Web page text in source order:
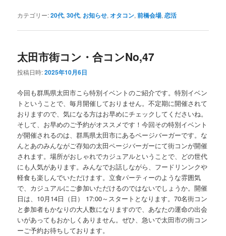
カテゴリー:20代,30代, お知らせ,オタコン,前橋会場,恋活
太田市街コン・合コンNo,47
投稿日時:2025年10月6日
今回も群馬県太田市こら特別イベントのご紹介です。特別イベン
トということで、毎月開催しておりません。不定期に開催されて
おりますので、気になる方はお早めにチェックしてくださいね。
そして、お早めのご予約がオススメです！今回その特別イベント
が開催されるのは、群馬県太田市にあるページバーガーです。な
んとあのみんながご存知の太田ページバーガーにて街コンが開催
されます。場所がおしゃれでカジュアルということで、どの世代
にも人気があります。みんなでお話しながら、フードリンンクや
軽食も楽しんでいただけます。立食パーティーのような雰囲気
で、カジュアルにご参加いただけるのではないでしょうか。開催
日は、10月14日（日） 17:00～スタートとなります。70名街コン
と参加者もかなりの大人数になりますので、あなたの運命の出会
いがあってもおかしくありません。ぜひ、急いで太田市の街コン
ーご予約お待ちしております。